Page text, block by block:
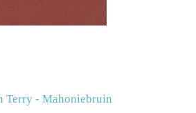
Terry - Mahoniebruin